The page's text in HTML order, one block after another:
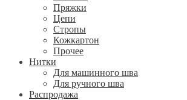
Пряжки
Цепи
Стропы
Кожкартон
Прочее
Нитки
Для машинного шва
Для ручного шва
Распродажа